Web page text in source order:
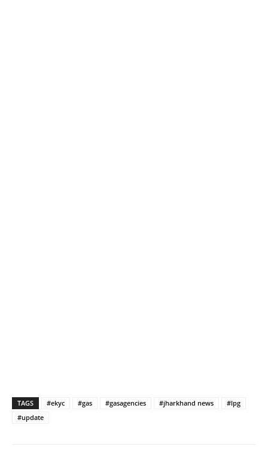
TAGS #ekyc #gas #gasagencies #jharkhand news
#lpg
#update